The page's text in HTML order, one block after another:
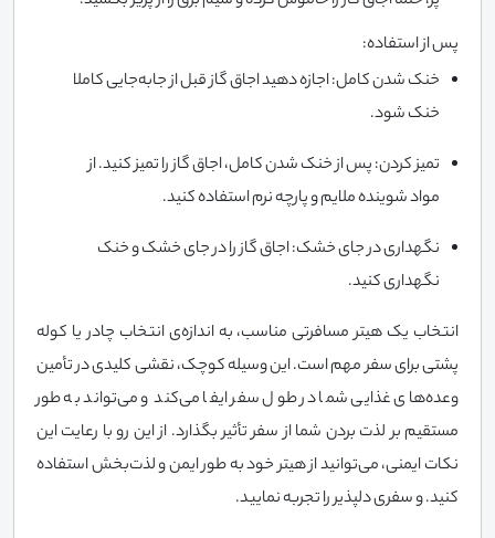
پس از استفاده:
خنک شدن کامل: اجازه دهید اجاق گاز قبل از جابه‌جایی کاملا
خنک شود.
تمیز کردن: پس از خنک شدن کامل، اجاق گاز را تمیز کنید. از
مواد شوینده ملایم و پارچه نرم استفاده کنید.
نگهداری در جای خشک: اجاق گاز را در جای خشک و خنک
نگهداری کنید.
انتخاب یک هیتر مسافرتی مناسب، به اندازه‌ی انتخاب چادر یا کوله
پشتی برای سفر مهم است. این وسیله کوچک، نقشی کلیدی در تأمین
وعده‌های غذایی شما در طول سفر ایفا می‌کند و می‌تواند به طور
مستقیم بر لذت بردن شما از سفر تأثیر بگذارد. از این رو با رعایت این
نکات ایمنی، می‌توانید از هیتر خود به طور ایمن و لذت‌بخش استفاده
کنید. و سفری دلپذیر را تجربه نمایید.